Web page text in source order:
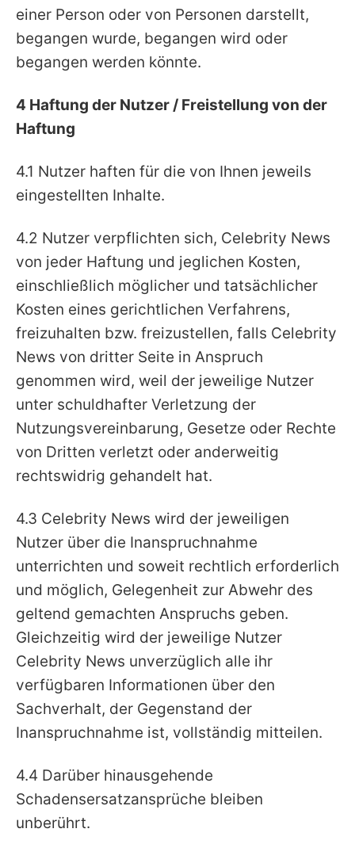
einer Person oder von Personen darstellt,
begangen wurde, begangen wird oder
begangen werden könnte.
4 Haftung der Nutzer / Freistellung von der
Haftung
4.1 Nutzer haften für die von Ihnen jeweils
eingestellten Inhalte.
4.2 Nutzer verpflichten sich, Celebrity News
von jeder Haftung und jeglichen Kosten,
einschließlich möglicher und tatsächlicher
Kosten eines gerichtlichen Verfahrens,
freizuhalten bzw. freizustellen, falls Celebrity
News von dritter Seite in Anspruch
genommen wird, weil der jeweilige Nutzer
unter schuldhafter Verletzung der
Nutzungsvereinbarung, Gesetze oder Rechte
von Dritten verletzt oder anderweitig
rechtswidrig gehandelt hat.
4.3 Celebrity News wird der jeweiligen
Nutzer über die Inanspruchnahme
unterrichten und soweit rechtlich erforderlich
und möglich, Gelegenheit zur Abwehr des
geltend gemachten Anspruchs geben.
Gleichzeitig wird der jeweilige Nutzer
Celebrity News unverzüglich alle ihr
verfügbaren Informationen über den
Sachverhalt, der Gegenstand der
Inanspruchnahme ist, vollständig mitteilen.
4.4 Darüber hinausgehende
Schadensersatzansprüche bleiben
unberührt.